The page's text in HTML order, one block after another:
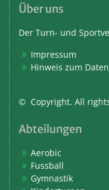
Über uns
Der Turn- und
Impressum
Hinweis zum
© Copyright. All
Abteilungen
Aerobic
Fussball
Gymnastik